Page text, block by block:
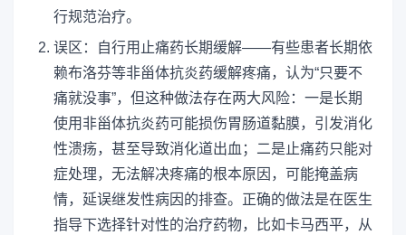
行规范治疗。
误区：自行用止痛药长期缓解——有些患者长期依
赖布洛芬等非甾体抗炎药缓解疼痛，认为“只要不
痛就没事”，但这种做法存在两大风险：一是长期
使用非甾体抗炎药可能损伤胃肠道黏膜，引发消化
性溃疡，甚至导致消化道出血；二是止痛药只能对
症处理，无法解决疼痛的根本原因，可能掩盖病
情，延误继发性病因的排查。正确的做法是在医生
指导下选择针对性的治疗药物，比如卡马西平，从